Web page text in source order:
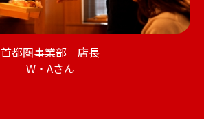
首都圏事業部 店長
W・Aさん